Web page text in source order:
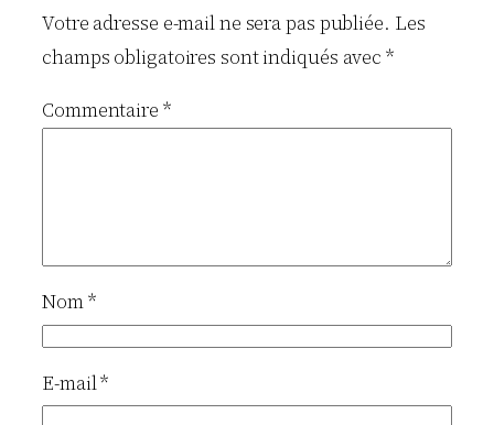
Votre adresse e-mail ne sera pas publiée. Les
champs obligatoires sont indiqués avec*
Commentaire *
Nom*
E-mail*